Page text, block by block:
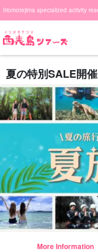
Iriomotejima specialized activity
夏の特別SALE開
More Information